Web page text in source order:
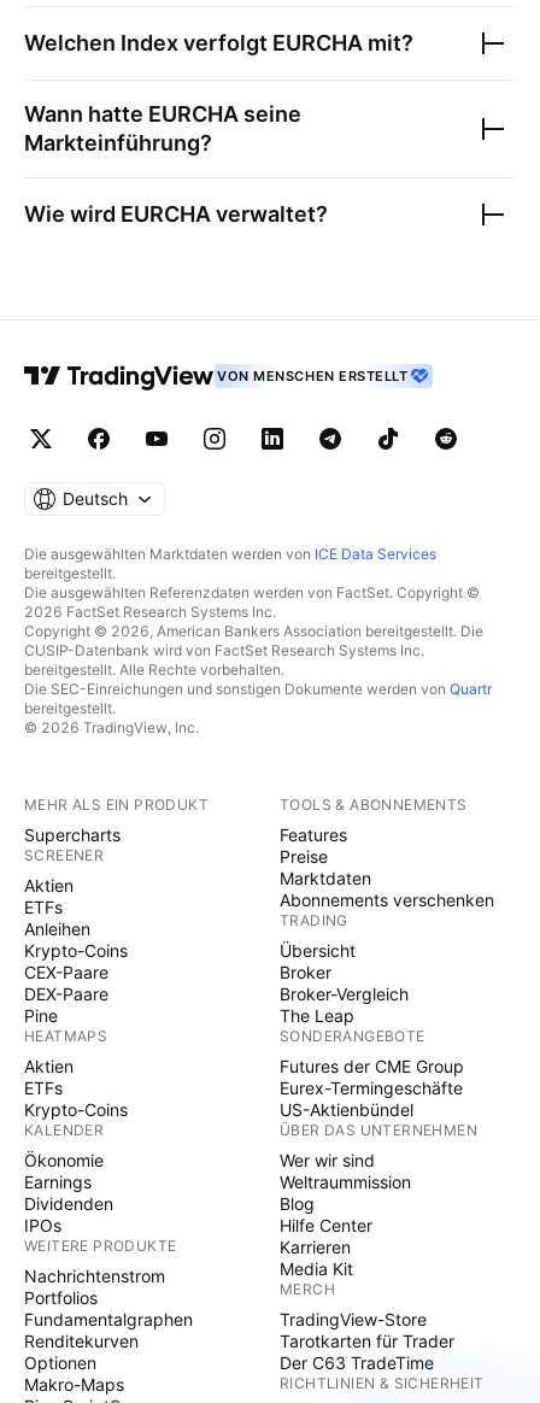
Welchen Index verfolgt EURCHA mit?
Wann hatte EURCHA seine
Markteinführung?
Wie wird EURCHA verwaltet?
VON MENSCHEN ERSTELLT
Deutsch
Die ausgewählten Marktdaten werden von ICE Data Services
bereitgestellt.
Die ausgewählten Referenzdaten werden von FactSet. Copyright ©
2026 FactSet Research Systems Inc.
Copyright © 2026, American Bankers Association bereitgestellt. Die
CUSIP-Datenbank wird von FactSet Research Systems Inc.
bereitgestellt. Alle Rechte vorbehalten.
Die SEC-Einreichungen und sonstigen Dokumente werden von Quartr
bereitgestellt.
© 2026 TradingView, Inc.
MEHR ALS EIN PRODUKT
Supercharts
SCREENER
Aktien
ETFs
Anleihen
Krypto-Coins
CEX-Paare
DEX-Paare
Pine
HEATMAPS
Aktien
ETFs
Krypto-Coins
KALENDER
Ökonomie
Earnings
Dividenden
IPOs
WEITERE PRODUKTE
Nachrichtenstrom
Portfolios
Fundamentalgraphen
Renditekurven
Optionen
Makro-Maps
TOOLS & ABONNEMENTS
Features
Preise
Marktdaten
Abonnements verschenken
TRADING
Übersicht
Broker
Broker-Vergleich
The Leap
SONDERANGEBOTE
Futures der CME Group
Eurex-Termingeschäfte
US-Aktienbündel
ÜBER DAS UNTERNEHMEN
Wer wir sind
Weltraummission
Blog
Hilfe Center
Karrieren
Media Kit
MERCH
TradingView-Store
Tarotkarten für Trader
Der C63 TradeTime
RICHTLINIEN & SICHERHEIT